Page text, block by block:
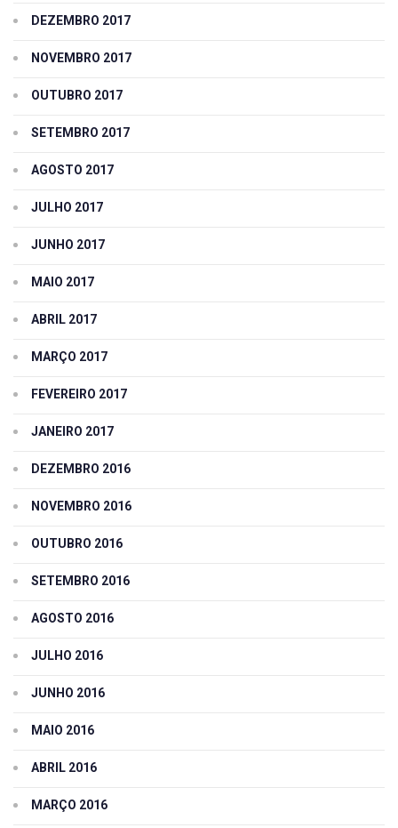
DEZEMBRO 2017
NOVEMBRO 2017
OUTUBRO 2017
SETEMBRO 2017
AGOSTO 2017
JULHO 2017
JUNHO 2017
MAIO 2017
ABRIL 2017
MARÇO 2017
FEVEREIRO 2017
JANEIRO 2017
DEZEMBRO 2016
NOVEMBRO 2016
OUTUBRO 2016
SETEMBRO 2016
AGOSTO 2016
JULHO 2016
JUNHO 2016
MAIO 2016
ABRIL 2016
MARÇO 2016